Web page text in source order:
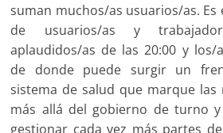
suman muchos/as usuarios/as.
de usuarios/as y
aplaudidos/as de las 20:00 y los/
de donde puede surgir un
sistema de salud que marque las
más allá del gobierno de turno
gestionar cada vez más partes